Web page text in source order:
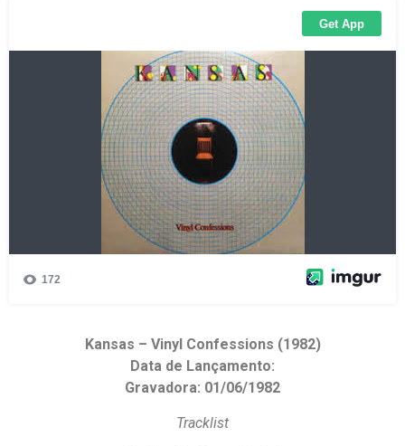
Kansas – Vinyl Confessions (1982)
Data de Lançamento:
Gravadora: 01/06/1982
Tracklist